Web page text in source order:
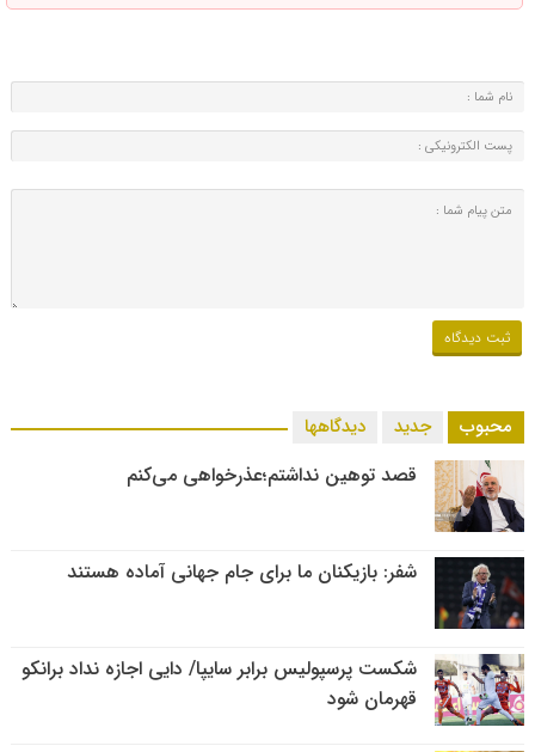
محبوب جدید دیدگاهها
قصد توهین نداشتم؛عذرخواهی می‌کنم
شفر: بازیکنان ما برای جام جهانی آماده هستند
شکست پرسپولیس برابر سایپا/ دایی اجازه نداد برانکو
قهرمان شود